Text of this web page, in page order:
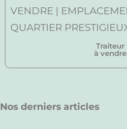
Traiteur
à vendre
Nos derniers articles